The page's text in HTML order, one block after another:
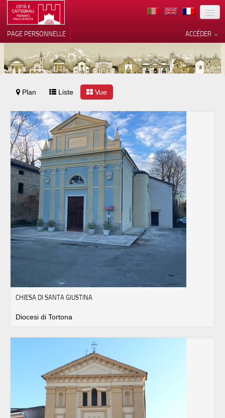
TERRITOIRE
ARCHITECTURE
MUSÉES
ITINÉRAIRES
EVÉNEMENTS
ACCUEIL
BÉNÉVOLES
CONTACTS
PRESS
ACCÉDER
PAGE PERSONNELLE
Plan Liste Vue
CHIESA DI SANTA GIUSTINA
Diocesi di Tortona
Notification lors de la collecte
Vos choix en matière de
confidentialité